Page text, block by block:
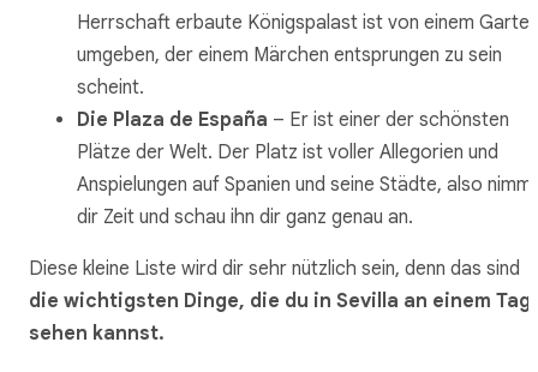
Herrschaft erbaute Königspalast ist von einem Garten
umgeben, der einem Märchen entsprungen zu sein
scheint.
Die Plaza de España – Er ist einer der schönsten
Plätze der Welt. Der Platz ist voller Allegorien und
Anspielungen auf Spanien und seine Städte, also nimm
dir Zeit und schau ihn dir ganz genau an.
Diese kleine Liste wird dir sehr nützlich sein, denn das sind
die wichtigsten Dinge, die du in Sevilla an einem Tag
sehen kannst.